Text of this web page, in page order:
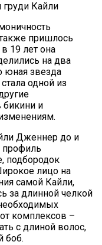
груди Кайли
пришлось
19 лет она
на два
юная звезда
одной из
бикини и
Дженнер до и
профиль
подбородок
лицо на
самой Кайли,
за длинной челкой
комплексов –
с длиной волос,
боб.